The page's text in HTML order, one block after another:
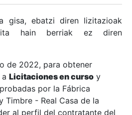
gisa, ebatzi diren lizitazioak
hain berriak ez diren
de 2022, para obtener
Licitaciones en curso y
por la Fábrica
Timbre - Real Casa de la
al perfil del contratante del